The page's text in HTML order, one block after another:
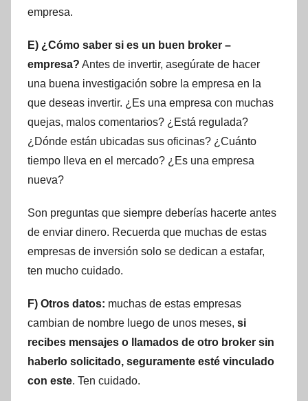
empresa.
E) ¿Cómo saber si es un buen broker –
empresa? Antes de invertir, asegúrate de hacer
una buena investigación sobre la empresa en la
que deseas invertir. ¿Es una empresa con muchas
quejas, malos comentarios? ¿Está regulada?
¿Dónde están ubicadas sus oficinas? ¿Cuánto
tiempo lleva en el mercado? ¿Es una empresa
nueva?
Son preguntas que siempre deberías hacerte antes
de enviar dinero. Recuerda que muchas de estas
empresas de inversión solo se dedican a estafar,
ten mucho cuidado.
F) Otros datos: muchas de estas empresas
cambian de nombre luego de unos meses, si
recibes mensajes o llamados de otro broker sin
haberlo solicitado, seguramente esté vinculado
con este. Ten cuidado.